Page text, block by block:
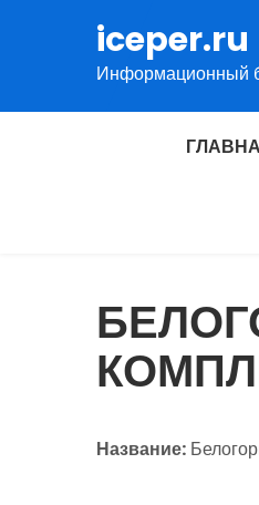
содержимому
iceper.ru
Информационный
Название: